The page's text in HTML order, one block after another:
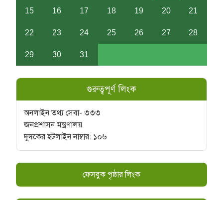
15 16 17 18 19 20 21
22 23 24 25 26 27 28
29 30 31
গুরুত্বপূর্ণ লিংক
অনলাইন তথ্য সেবা- ৩৩৩
জনপ্রশাসন মন্ত্রণালয়
দুদকের হটলাইন নাম্বার: ১০৬
ফেসবুক পৃষ্ঠার লিংক